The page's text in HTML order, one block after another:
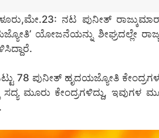
ನಟ ಪುನೀತ್
ಯೋಜನೆಯನ್ನು ಶೀಘ್ರದಲ್ಲೇ
78 ಪುನೀತ್ ಹೃದಯಜ್ಯೋತಿ
ಸದ್ಯ ಮೂರು ಕೇಂದ್ರಗಳಿದ್ದು,